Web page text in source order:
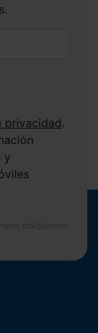
privacidad.
y